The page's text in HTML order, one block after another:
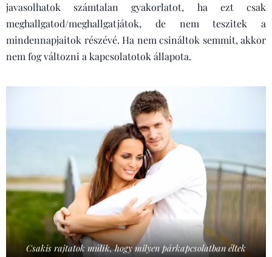
javasolhatok számtalan gyakorlatot, ha ezt csak
meghallgatod/meghallgatjátok, de nem teszitek a
mindennapjaitok részévé. Ha nem csináltok semmit, akkor
nem fog változni a kapcsolatotok állapota.
Csakis rajtatok múlik, hogy milyen párkapcsolatban éltek